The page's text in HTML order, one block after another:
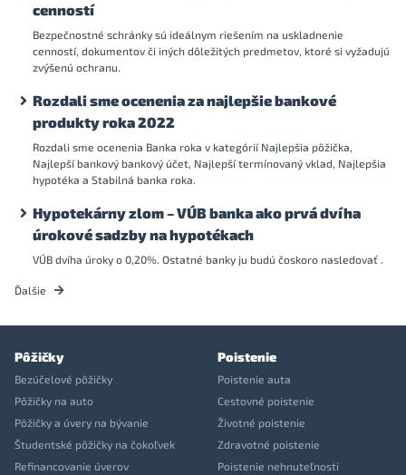
cenností
Bezpečnostné schránky sú ideálnym riešením na uskladnenie
cenností, dokumentov či iných dôležitých predmetov, ktoré si vyžadujú
zvýšenú ochranu.
Rozdali sme ocenenia za najlepšie bankové
produkty roka 2022
Rozdali sme ocenenia Banka roka v kategórií Najlepšia pôžička,
Najlepší bankový bankový účet, Najlepší termínovaný vklad, Najlepšia
hypotéka a Stabilná banka roka.
Hypotekárny zlom – VÚB banka ako prvá dvíha
úrokové sadzby na hypotékach
VÚB dvíha úroky o 0,20%. Ostatné banky ju budú čoskoro nasledovať .
Ďalšie
Pôžičky
Bezúčelové pôžičky
Pôžičky na auto
Pôžičky a úvery na bývanie
Študentské pôžičky na čokoľvek
Refinancovanie úverov
Poistenie
Poistenie auta
Cestovné poistenie
Životné poistenie
Zdravotné poistenie
Poistenie nehnuteľnosti